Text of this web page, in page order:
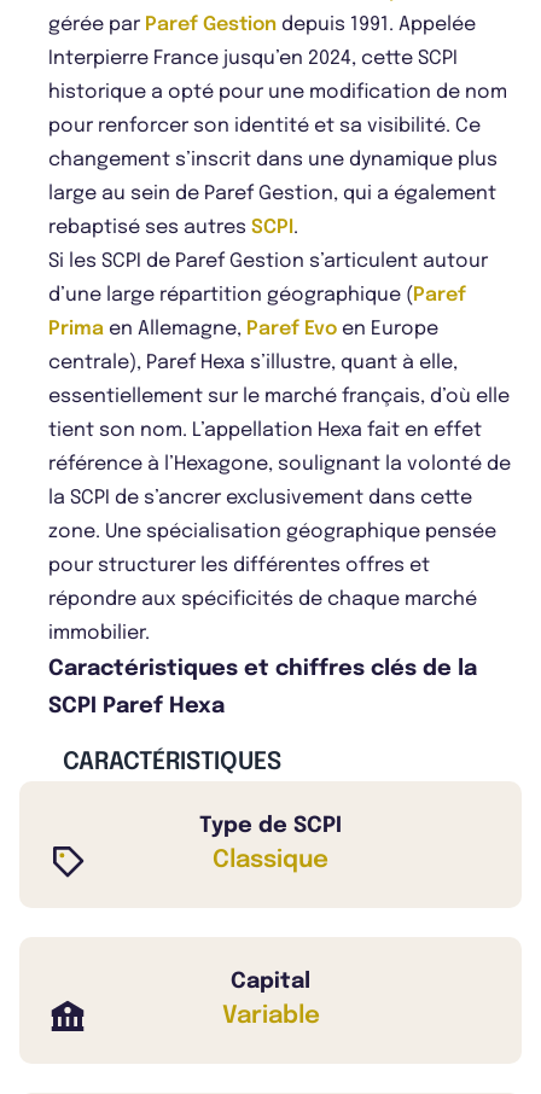
gérée par Paref Gestion depuis 1991. Appelée
Interpierre France jusqu’en 2024, cette SCPI
historique a opté pour une modification de nom
pour renforcer son identité et sa visibilité. Ce
changement s’inscrit dans une dynamique plus
large au sein de Paref Gestion, qui a également
rebaptisé ses autres SCPI.
Si les SCPI de Paref Gestion s’articulent autour
d’une large répartition géographique (Paref
Prima en Allemagne, Paref Evo en Europe
centrale), Paref Hexa s’illustre, quant à elle,
essentiellement sur le marché français, d’où elle
tient son nom. L’appellation Hexa fait en effet
référence à l’Hexagone, soulignant la volonté de
la SCPI de s’ancrer exclusivement dans cette
zone. Une spécialisation géographique pensée
pour structurer les différentes offres et
répondre aux spécificités de chaque marché
immobilier.
Caractéristiques et chiffres clés de la
SCPI Paref Hexa
CARACTÉRISTIQUES
Type de SCPI
Classique
Capital
Variable